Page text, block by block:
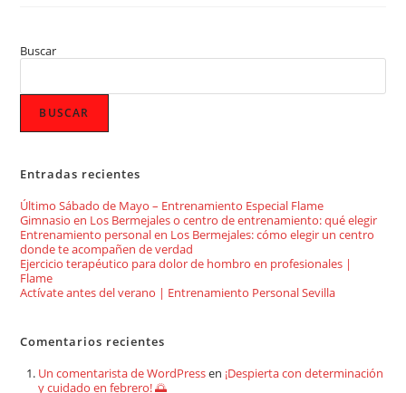
Buscar
BUSCAR
Entradas recientes
Último Sábado de Mayo – Entrenamiento Especial Flame
Gimnasio en Los Bermejales o centro de entrenamiento: qué elegir
Entrenamiento personal en Los Bermejales: cómo elegir un centro
donde te acompañen de verdad
Ejercicio terapéutico para dolor de hombro en profesionales |
Flame
Actívate antes del verano | Entrenamiento Personal Sevilla
Comentarios recientes
Un comentarista de WordPressen ¡Despierta con determinación
y cuidado en febrero! 🌅